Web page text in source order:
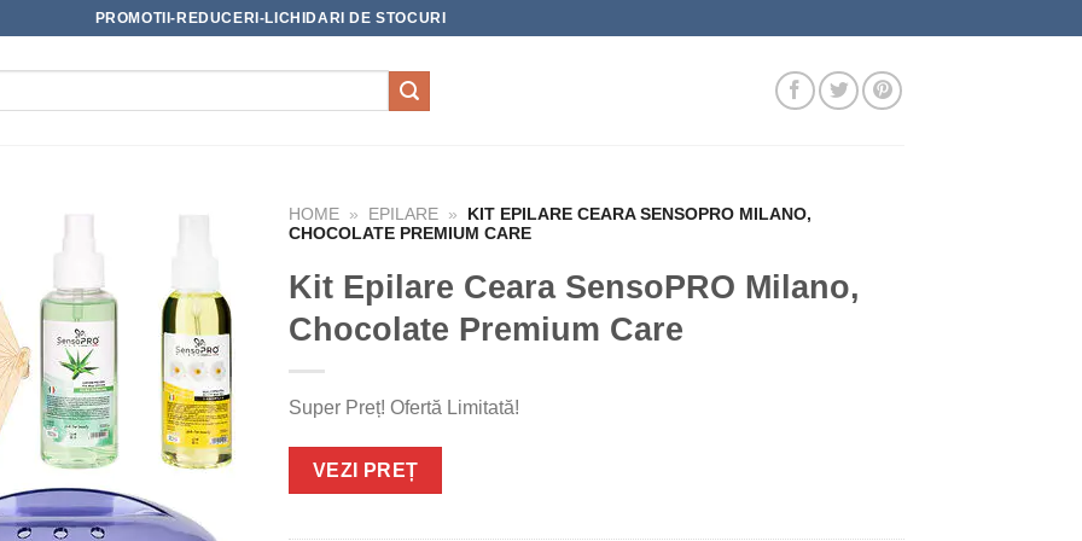
PROMOTII-REDUCERI-LICHIDARI DE STOCURI
HOME » EPILARE »
KIT EPILARE CEARA SENSOPRO MILANO,
CHOCOLATE PREMIUM CARE
Kit Epilare Ceara SensoPRO Milano,
Chocolate Premium Care
Super Preț! Ofertă Limitată!
VEZI PREȚ